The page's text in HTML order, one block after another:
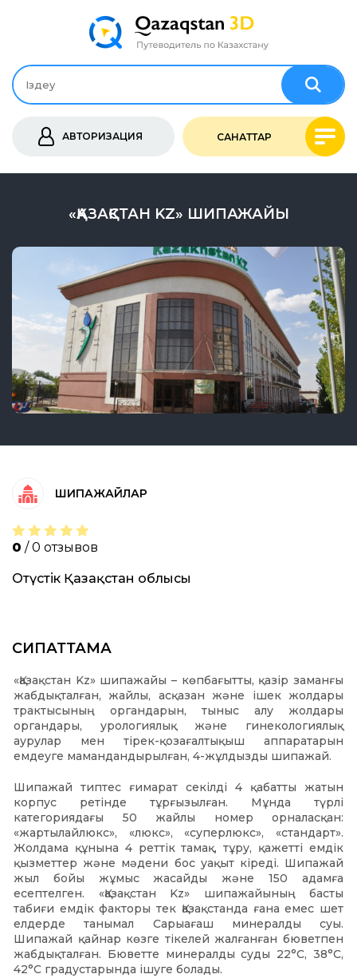
АВТОРИЗАЦИЯ САНАТТАР
«ҚАЗАҚСТАН KZ» ШИПАЖАЙЫ
ШИПАЖАЙЛАР
0 / 0 отзывов
Оңтүстік Қазақстан облысы
СИПАТТАМА
«Қазақстан Kz» шипажайы – көпбағытты, қазір заманғы
жабдықталған, жайлы, асқазан және ішек жолдары
трактысының органдарын, тыныс алу жолдары
органдары, урологиялық және гинекологиялық
аурулар мен тірек-қозағалтықыш аппаратарын
емдеуге мамандандырылған, 4-жұлдызды шипажай.
Шипажай типтес ғимарат секілді 4 қабатты жатын
корпус ретінде тұрғызылған. Мұнда түрлі
категориядағы 50 жайлы номер орналасқан:
«жартылайлюкс», «люкс», «суперлюкс», «стандарт».
Жолдама құнына 4 реттік тамақ, тұру, қажетті емдік
қызметтер және мәдени бос уақыт кіреді. Шипажай
жыл бойы жұмыс жасайды және 150 адамға
есептелген. «Қазақстан Kz» шипажайының басты
табиғи емдік факторы тек Қазақстанда ғана емес шет
елдерде танымал Сарыағаш минералды суы.
Шипажай қайнар көзге тікелей жалғанған бюветпен
жабдықталған. Бюветте минералды суды 22°С, 38°С,
42°С градустарында ішуге болады.